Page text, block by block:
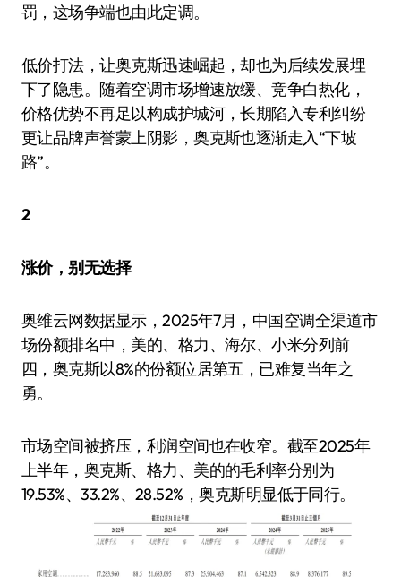
罚，这场争端也由此定调。
低价打法，让奥克斯迅速崛起，却也为后续发展埋
下了隐患。随着空调市场增速放缓、竞争白热化，
价格优势不再足以构成护城河，长期陷入专利纠纷
更让品牌声誉蒙上阴影，奥克斯也逐渐走入“下坡
路”。
2
涨价，别无选择
奥维云网数据显示，2025年7月，中国空调全渠道市
场份额排名中，美的、格力、海尔、小米分列前
四，奥克斯以8%的份额位居第五，已难复当年之
勇。
市场空间被挤压，利润空间也在收窄。截至2025年
上半年，奥克斯、格力、美的的毛利率分别为
19.53%、33.2%、28.52%，奥克斯明显低于同行。